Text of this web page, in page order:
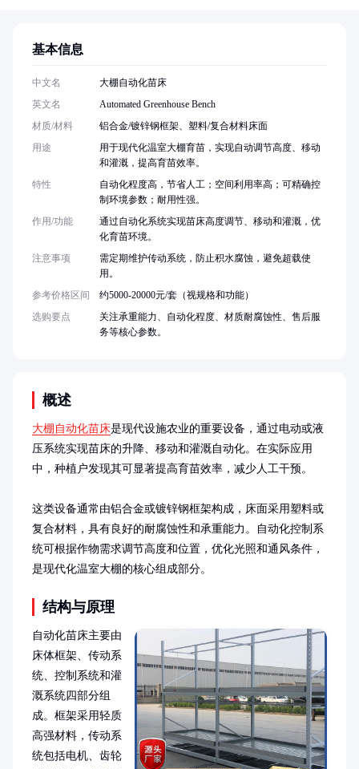
概述
大棚自动化苗床是现代设施农业的重要设备，通过电动或液
压系统实现苗床的升降、移动和灌溉自动化。在实际应用
中，种植户发现其可显著提高育苗效率，减少人工干预。
这类设备通常由铝合金或镀锌钢框架构成，床面采用塑料或
复合材料，具有良好的耐腐蚀性和承重能力。自动化控制系
统可根据作物需求调节高度和位置，优化光照和通风条件，
是现代化温室大棚的核心组成部分。
结构与原理
自动化苗床主要由
床体框架、传动系
统、控制系统和灌
溉系统四部分组
成。框架采用轻质
高强材料，传动系
统包括电机、齿轮
基本信息
中文名
大棚自动化苗床
英文名
Automated Greenhouse Bench
材质/材料
铝合金/镀锌钢框架、塑料/复合材料床面
用途
用于现代化温室大棚育苗，实现自动调节高度、移动
和灌溉，提高育苗效率。
特性
自动化程度高，节省人工；空间利用率高；可精确控
制环境参数；耐用性强。
作用/功能
通过自动化系统实现苗床高度调节、移动和灌溉，优
化育苗环境。
注意事项
需定期维护传动系统，防止积水腐蚀，避免超载使
用。
参考价格区间
约5000-20000元/套（视规格和功能）
选购要点
关注承重能力、自动化程度、材质耐腐蚀性、售后服
务等核心参数。